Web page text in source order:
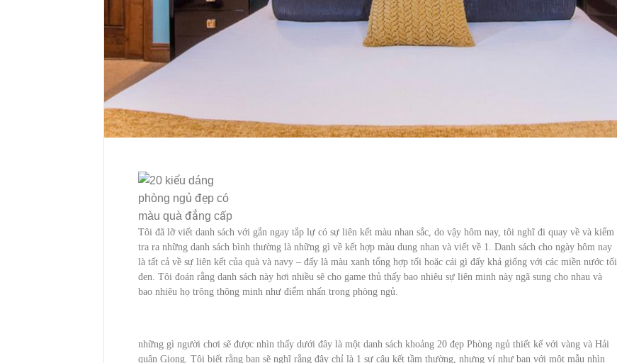
Tôi đã lỡ viết danh sách với gắn ngay tắp lự có sự liên kết màu nhan sắc, do vậy hôm nay, tôi nghĩ đi quay về và kiểm
tra ra những danh sách bình thường là những gì về kết hợp màu dung nhan và viết về 1. Danh sách cho ngày hôm nay
là tất cả về sự liên kết của quà và navy – đấy là màu xanh tổng hợp tối hoặc cái gì đấy khá giống với các miền nước tối
đen. Tôi đoán rằng danh sách này hơi nhiều sẽ cho game thủ thấy bao nhiêu sự liên minh này ngã sung cho nhau và
bao nhiêu họ trông thông minh như điểm nhấn trong phòng ngủ.
những gì người chơi sẽ được nhìn thấy dưới đây là một danh sách khoảng 20 đẹp Phòng ngủ thiết kế với vàng và Hải
quân Giọng. Tôi biết rằng bạn sẽ nghĩ rằng đây chỉ là 1 sự câu kết tầm thường, nhưng ví như bạn với một mẫu nhìn